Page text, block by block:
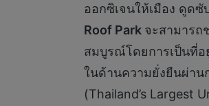
ออกซิเจนให้เมือง ดูด
Roof Park จะสามารถ
สมบูรณ์โดยการเป็นที่อ
ในด้านความยั่งยืนผ่าน
(Thailand’s Largest